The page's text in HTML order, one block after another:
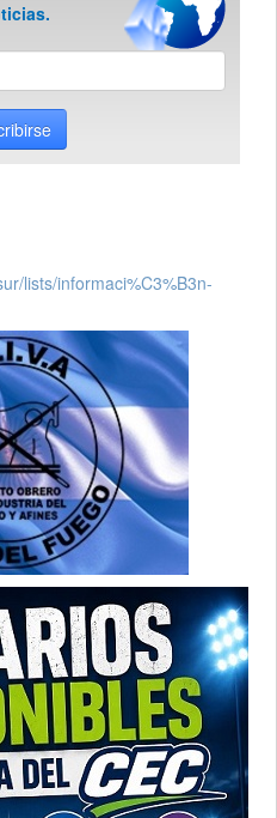
lists/informaci%C3%B3n-